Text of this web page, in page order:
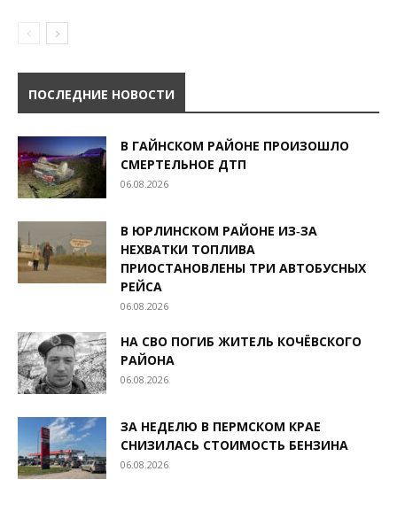
ПОСЛЕДНИЕ НОВОСТИ
В ГАЙНСКОМ РАЙОНЕ ПРОИЗОШЛО
СМЕРТЕЛЬНОЕ ДТП
06.08.2026
В ЮРЛИНСКОМ РАЙОНЕ ИЗ‑ЗА
НЕХВАТКИ ТОПЛИВА
ПРИОСТАНОВЛЕНЫ ТРИ АВТОБУСНЫХ
РЕЙСА
06.08.2026
НА СВО ПОГИБ ЖИТЕЛЬ КОЧЁВСКОГО
РАЙОНА
06.08.2026
ЗА НЕДЕЛЮ В ПЕРМСКОМ КРАЕ
СНИЗИЛАСЬ СТОИМОСТЬ БЕНЗИНА
06.08.2026